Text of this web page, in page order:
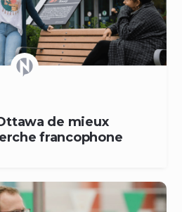
de mieux
francophone